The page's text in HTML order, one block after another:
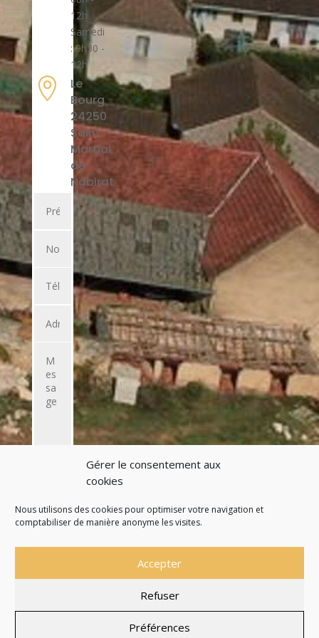
Gérer le consentement aux
cookies
Nous utilisons des cookies pour optimiser votre navigation et
comptabiliser de manière anonyme les visites.
Accepter
Refuser
Préférences
12h
Samedi
: 9h30 -
12h

Le
Bourg
24250
Saint
Martial
de
Nabirat
Site officiel de la Commune de Saint Martial de
Nabirat
Politique de confidentialité